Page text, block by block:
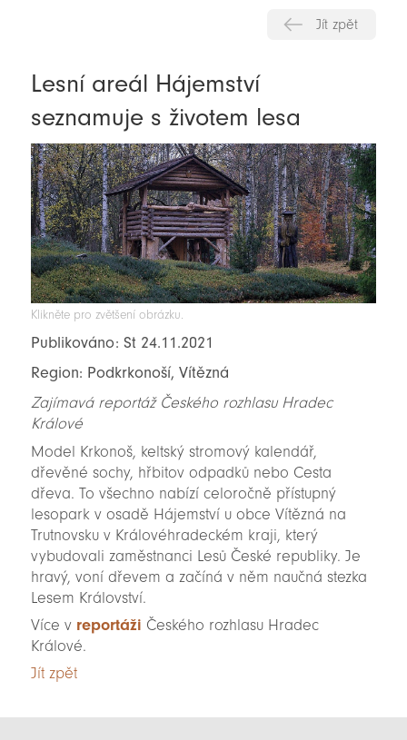
Jít zpět
Lesní areál Hájemství
seznamuje s životem lesa
Klikněte pro zvětšení obrázku.
Publikováno: St 24.11.2021
Region: Podkrkonoší, Vítězná
Zajímavá reportáž Českého rozhlasu Hradec
Králové
Model Krkonoš, keltský stromový kalendář,
dřevěné sochy, hřbitov odpadků nebo Cesta
dřeva. To všechno nabízí celoročně přístupný
lesopark v osadě Hájemství u obce Vítězná na
Trutnovsku v Královéhradeckém kraji, který
vybudovali zaměstnanci Lesů České republiky. Je
hravý, voní dřevem a začíná v něm naučná stezka
Lesem Království.
Více v reportáži Českého rozhlasu Hradec
Králové.
Jít zpět